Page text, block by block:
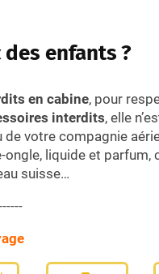
enfants ?
en cabine, pour
interdits, elle
de votre compagnie
ongle, liquide et parfum,
suisse…